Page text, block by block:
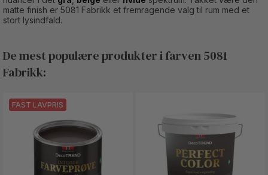
matte finish er 5081 Fabrikk et fremragende valg til rum med et
stort lysindfald.
De mest populære produkter i farven 5081
Fabrikk:
FAST LAVPRIS